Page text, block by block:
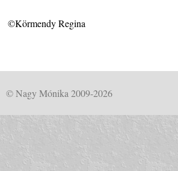
©Körmendy Regina
© Nagy Mónika 2009-2026